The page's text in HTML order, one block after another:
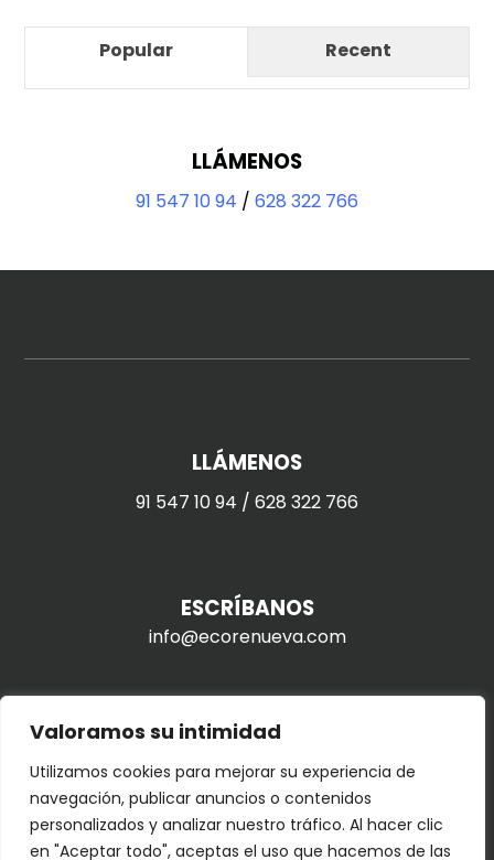
Valoramos su intimidad
Utilizamos cookies para mejorar su experiencia de
navegación, publicar anuncios o contenidos
personalizados y analizar nuestro tráfico. Al hacer clic
en "Aceptar todo", aceptas el uso que hacemos de las
Popular Recent
LLÁMENOS
91 547 10 94 / 628 322 766
LLÁMENOS
91 547 10 94 / 628 322 766
ESCRÍBANOS
info@ecorenueva.com
VISÍTENOS
Con cita previa
c/ Ferraz, 34 – 28008 Madrid